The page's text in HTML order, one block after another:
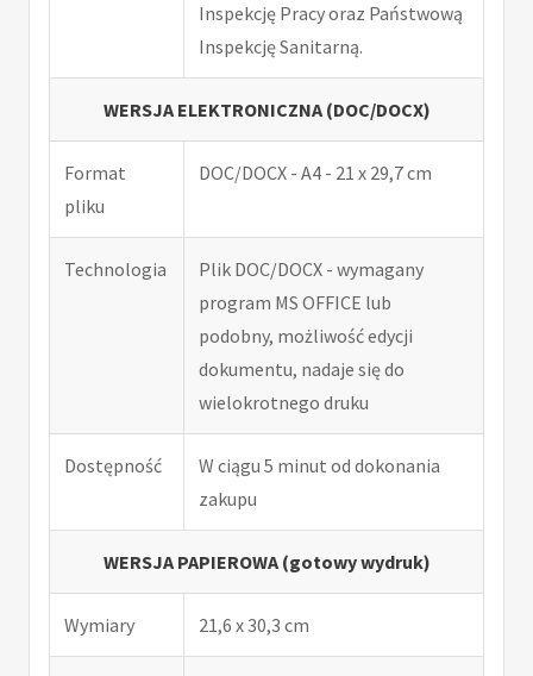
Inspekcję Pracy oraz Państwową
Inspekcję Sanitarną.
WERSJA ELEKTRONICZNA (DOC/DOCX)
Format
pliku
DOC/DOCX - A4 - 21 x 29,7 cm
Technologia
Plik DOC/DOCX - wymagany
program MS OFFICE lub
podobny, możliwość edycji
dokumentu, nadaje się do
wielokrotnego druku
Dostępność
W ciągu 5 minut od dokonania
zakupu
WERSJA PAPIEROWA (gotowy wydruk)
Wymiary 21,6 x 30,3 cm